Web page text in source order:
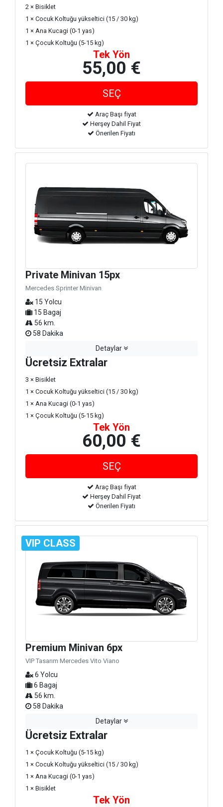
2 × Bisiklet
1 × Cocuk Koltuğu yükseltici (15 / 30 kg)
1 × Ana Kucagi (0-1 yas)
1 × Çocuk Koltuğu (5-15 kg)
Tek Yön
55,00 €
Araç Başı fiyat
Herşey Dahil Fiyat
Önerilen Fiyatı
Private Minivan 15px
Mercedes Sprinter Minivan
15 Yolcu
15 Bagaj
56 km.
58 Dakika
Detaylar
Ücretsiz Extralar
3 × Bisiklet
1 × Cocuk Koltuğu yükseltici (15 / 30 kg)
1 × Ana Kucagi (0-1 yas)
1 × Çocuk Koltuğu (5-15 kg)
Tek Yön
60,00 €
Araç Başı fiyat
Herşey Dahil Fiyat
Önerilen Fiyatı
VIP CLASS
Premium Minivan 6px
VIP Tasarım Mercedes Vito Viano
6 Yolcu
6 Bagaj
56 km.
58 Dakika
Detaylar
Ücretsiz Extralar
1 × Çocuk Koltuğu (5-15 kg)
1 × Cocuk Koltuğu yükseltici (15 / 30 kg)
1 × Ana Kucagi (0-1 yas)
1 × Bisiklet
Tek Yön